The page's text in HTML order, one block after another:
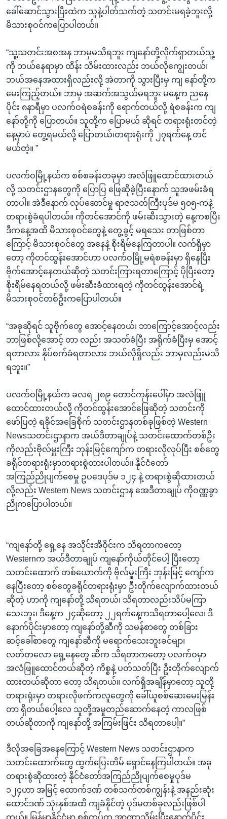
ခေါ်ဆောင်သွားပြီးထဲက သူနဲ့ပါတ်သက်တဲ့ သတင်းမရခဲ့ဘူးလို့
မိသားစုဝင်ကပြောပါတယ်။
“သူ့သတင်းအစအန ဘာမှမသိရဘူး ကျနော်တို့လိုက်ရှာတယ်သူ့
ကို ဘယ်နေရာမှာ ထိန်း သိမ်းထားလည်း ဘယ်လိုကျွေးတယ်၊
ဘယ်အနေအထားရှိလည်းလို့ အဲတာကို သွားပြီးမှ ကျ နော်တို့က
မေးကြည့်တယ်။ ဘာမှ အဆက်အသွယ်မရဘူး မနေ့က ညနေ
ပိုင်း ၈နာရီမှာ ပလက်ဝရဲစခန်းကို ရောက်တယ်လို့ ရဲစခန်းက ကျ
နော်တို့ကို ပြောတယ်။ သူတို့က ပြောမယ် ဆိုရင် တရားရုံးတင်တဲ့
နေ့မှာပဲ တွေ့ရမယ်လို့ ပြောတယ်၊တရားရုံးကို ၂၇ရက်နေ့ တင်
မယ်တဲ့။ ”
ပလက်ဝမြို့နယ်က စစ်စခန်းတခုမှာ အလံဖြူထောင်ထားတယ်
လို့ သတင်းဌာနတွေကို ပြောပြ ဖြေဆိုခဲ့ပြီးနောက် သူအဖမ်းခံရ
တာပါ။ အဲဒီနောက် လုပ်ဆောင်မှု ရာဇသတ်ကြီးပုဒ်မ ၅၀၅-ကနဲ့
တရားစွဲခံရပါတယ်။ ကိုတင်အောင်ကို ဖမ်းဆီးသွားတဲ့ နေ့ကစပြီး
ဒီကနေ့အထိ မိသားစုဝင်တွေနဲ့ တွေ့ခွင့် မရသေး တာဖြစ်တာ
ကြောင့် မိသားစုဝင်တွေ အနေနဲ့ စိုးရိမ်နေကြတာပါ။ လက်ရှိမှာ
တော့ ကိုတင်ထွန်းအောင်ဟာ ပလက်ဝမြို့မရဲစခန်းမှာ ရှိနေပြီး
ဗိုက်အောင့်နေတယ်ဆိုတဲ့ သတင်းကြားရတာကြောင့် ပိုပြီးတော့
စိုးရိမ်နေရတယ်လို့ ဖမ်းဆီးခံထားရတဲ့ ကိုတင်ထွန်းအောင်ရဲ့
မိသားစုဝင်တစ်ဦးကပြောပါတယ်။
“အခုဆိုရင် သူဗိုက်တွေ အောင့်နေတယ်၊ ဘာကြောင့်အောင့်လည်း
ဘာဖြစ်လို့အောင့် တာ လည်း အသတ်ခံပြီး အရိုက်ခံပြီးမှ အောင့်
ရတာလား နိုပ်စက်ခံရတာလား ဘယ်လိုရှိလည်း ဘာမှလည်းမသိ
ရဘူး။”
ပလက်ဝမြို့နယ်က ခလရ ၂၈၉ တောင်ကုန်းပေါ်မှာ အလံဖြူ
ထောင်ထားတယ်လို့ ကိုတင်ထွန်းအောင်ဖြေဆိုတဲ့ သတင်းကို
ဖော်ပြတဲ့ ရခိုင်အခြေစိုက် သတင်းဌာနတစ်ခုဖြစ်တဲ့ Western
Newsသတင်းဌာနာက အယ်ဒီတာချုပ်နဲ့ သတင်းထောက်တစ်ဦး
ကိုလည်းဗိုလ်မှူးကြီး ဘုန်းမြင့်ကျော်က တရားလိုလုပ်ပြီး စစ်တွေ
ခရိုင်တရားရုံးမှာတရားစွဲထားပါတယ်။ နိုင်ငံတော်
အကြည်ညိုပျက်စေမှု ဥပဒေပုဒ်မ ၁၂၄ နဲ့ တရားစွဲဆိုထားတယ်
လို့လည်း Western News သတင်းဌာန အေဒီတာချုပ် ကိုဝဏ္ဏခွာ
ညိုကပြောပါတယ်။
“ကျနော်တို့ ရှေ့နေ အသိုင်းအိဝိုင်းက သိရတာကတော့
Westernက အယ်ဒီတာချုပ် ကျနော်ကိုယ်တိုင်ပေါ့ ပြီးတော့
သတင်းထောက် တစ်ယောက်ကို ဗိုလ်မှူးကြီး ဘုန်းမြင့် ကျော်က
နေပြီးတော့ စစ်တွေခရိုင်တရားရုံးမှာ ဦးတိုက်လျောက်ထားတယ်
ဆိုတဲ့ ဟာကို ကျနော်တို့ သိရတယ်၊ သိရတာလည်းသိပ်မကြာ
သေးဘူး၊ ဒီနေ့က ၂၄ဆိုတော့ ၂၂ရက်နေ့ကသိရတာပေါ့လေ၊ ဒီ
နောက်ပိုင်းမှာတော့ ကျနော်တို့ဆီကို သမန်စာတွေ တစ်ခြား
ဆင့်ခေါ်စာတွေ ကျနော်ဆီကို မရောက်သေးဘူးခင်မျာ၊
လတ်တလော ရှေ့နေတွေ ဆီက သိရတာကတော့ ပလက်ဝမှာ
အလံဖြူထောင်တယ်ဆိုတဲ့ ကိစ္စနဲ့ ပတ်သတ်ပြီး ဦးတိုက်လျောက်
ထားတယ်ဆိုတာ တော့ သိရတယ်။ လက်ရှိအချိန်မှာတော့ သူတို့
တရားရုံးမှာ တရားလိုဖက်ကလူတွေကို ခေါ်ယူစစ်ဆေးမေးမြန်း
တာ ရှိတယ်ပေါ့လေ သူတို့အမှုတည်ဆောက်နေတဲ့ ကာလဖြစ်
တယ်ဆိုတာကို ကျနော်တို့ အကြမ်းဖြင်း သိရတာပေါ့။”
ဒီလိုအခြေအနေကြောင့် Western News သတင်းဌာနာက
သတင်းထောက်တွေ ထွက်ပြေးတိမ် ရှောင်နေကြပါတယ်။ အခု
တရားစွဲဆိုထားတဲ့ နိုင်ငံတော်အကြည်ညိုပျက်စေမှုပုဒ်မ
၁၂၄ဟာ အမြင့် ထောက်ဒဏ် တစ်သက်တစ်ကျွန်းနဲ့ အနည်းဆုံး
ထောင်ဒဏ် သုံးနှစ်အထိ ကျခံနိုင်တဲ့ ပုဒ်မတစ်ခုလည်းဖြစ်ပါ
တယ်။ မြန်မာနိုင်ငံမှာ စစ်တပ်က အာဏာသိမ်းပြီးနောက်ပိုင်း